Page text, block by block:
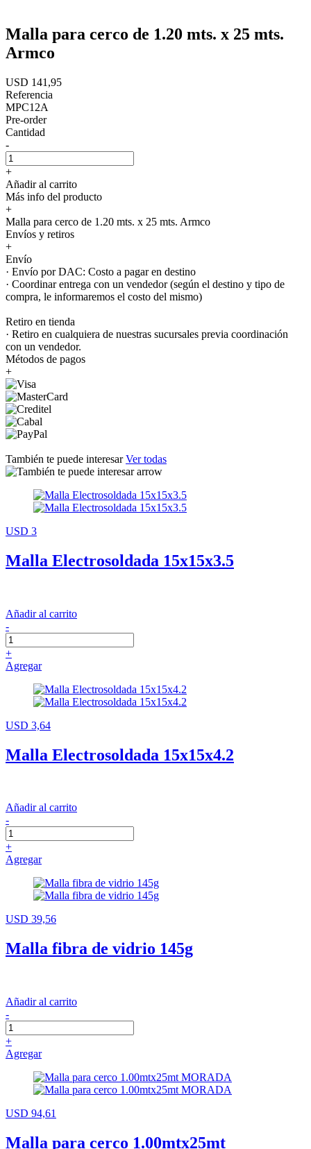
Malla para cerco de 1.20 mts. x 25 mts.
Armco
USD 141,95
Referencia
MPC12A
Pre-order
Cantidad
-
+
Añadir al carrito
Más info del producto
+
Malla para cerco de 1.20 mts. x 25 mts. Armco
Envíos y retiros
+
Envío
· Envío por DAC: Costo a pagar en destino
· Coordinar entrega con un vendedor (según el destino y tipo de
compra, le informaremos el costo del mismo)
Retiro en tienda
· Retiro en cualquiera de nuestras sucursales previa coordinación
con un vendedor.
Métodos de pagos
+
También te puede interesarVer todas
USD 3
Malla Electrosoldada 15x15x3.5
Añadir al carrito
-
+
Agregar
USD 3,64
Malla Electrosoldada 15x15x4.2
Añadir al carrito
-
+
Agregar
USD 39,56
Malla fibra de vidrio 145g
Añadir al carrito
-
+
Agregar
USD 94,61
Malla para cerco 1.00mtx25mt